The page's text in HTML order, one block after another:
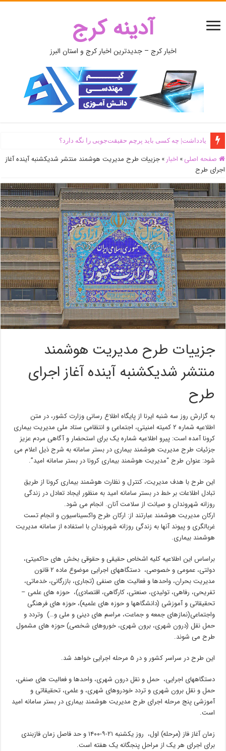
آدینه کرج
اخبار کرج – جدیدترین اخبار کرج و استان البرز
یادداشت| ‌چه کسی باید پرچم حقیقت‌جویی را نگه دارد؟
صفحه اصلی » اخبار » جزییات طرح مدیریت هوشمند منتشر شدیکشنبه آینده آغاز
اجرای طرح
جزییات طرح مدیریت هوشمند
منتشر شدیکشنبه آینده آغاز اجرای
طرح
به گزارش روز سه شنبه ایرنا از پایگاه اطلاع رسانی وزارت کشور، در متن
اطلاعیه شماره ۲ کمیته امنیتی، اجتماعی و انتظامی ستاد ملی مدیریت بیماری
کرونا آمده است: پیرو اطلاعیه شماره یک برای استحضار و آگاهی مردم عزیز
جزئیات طرح مدیریت هوشمند بیماری در بستر سامانه به شرح ذیل اعلام می
شود: عنوان طرح “مدیریت هوشمند بیماری کرونا در بستر سامانه امید”.
این طرح با هدف مدیریت، کنترل و نظارت هوشمند بیماری کرونا از طریق
تبادل اطلاعات بر خط در بستر سامانه امید به منظور ایجاد تعادل در زندگی
روزانه شهروندان و صیانت از سلامت آنان. انجام می شود.
ارکان مدیریت هوشمند عبارتند از: ارکان طرح واکسیناسیون و انجام تست
غربالگری و پیوند آنها به زندگی روزانه شهروندان با استفاده از سامانه مدیریت
هوشمند بیماری.
براساس این اطلاعیه کلیه اشخاص حقیقی و حقوقی بخش ­های حاکمیتی،
دولتی، عمومی و خصوصی، دستگاه­های اجرایی موضوع ماده ۲ قانون
مدیریت بحران، واحدها و فعالیت های صنفی (تجاری، بازرگانی، خدماتی،
تفریحی، رفاهی، تولیدی، صنعتی، کارگاهی، اقتصادی)، حوزه ­های علمی –
تحقیقاتی و آموزشی (دانشگاه­ها و حوزه ­های علمیه)، حوزه­ های فرهنگی
واجتماعی(نمازهای جمعه و جماعت، مراسم ­های دینی و ملی و…) وتردد و
حمل نقل (درون شهری، برون شهری، خوروهای شخصی) حوزه­ های مشمول
طرح می شوند.
این طرح در سراسر کشور و در ۵ مرحله اجرایی خواهد شد.
دستگاه­های اجرایی، حمل و نقل درون شهری، واحدها و فعالیت ­های صنفی،
حمل و نقل برون شهری و تردد خودروهای شهری، و علمی، تحقیقاتی و
آموزشی پنج مرحله اجرای طرح مدیریت هوشمند بیماری در بستر سامانه امید
است.
زمان آغاز فاز (مرحله) اول، روز یکشنبه ۲۱-۹-۱۴۰۰ و حد فاصل زمان فازبندی
برای اجرای هر یک از مراحل پنجگانه یک هفته است.